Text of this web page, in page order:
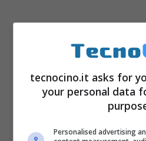
tecnocino.it asks for
your personal data
Personalised advertising